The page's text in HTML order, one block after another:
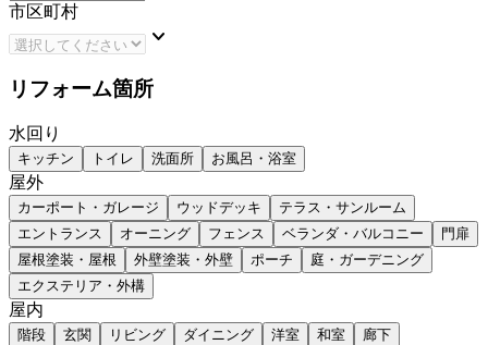
市区町村
keyboard_arrow_down
リフォーム箇所
水回り
キッチン トイレ 洗面所 お風呂・浴室
屋外
カーポート・ガレージ ウッドデッキ
テラス・サンルーム
エントランス
オーニング フェンス ベランダ・バルコニー
門扉
屋根塗装・屋根
外壁塗装・外壁 ポーチ
庭・ガーデニング
エクステリア・外構
屋内
階段 玄関 リビング ダイニング 洋室 和室 廊下